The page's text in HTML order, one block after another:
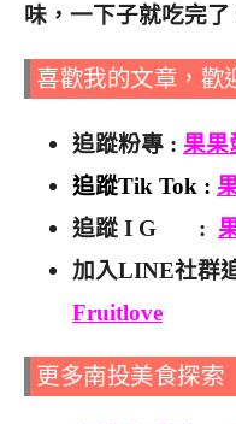
味，一下子就吃完了
喜歡我的文章，歡
追蹤粉專 : 果果
追蹤Tik Tok :
追蹤 I G :
加入LINE社群
Fruitlove
更多南投美食探索